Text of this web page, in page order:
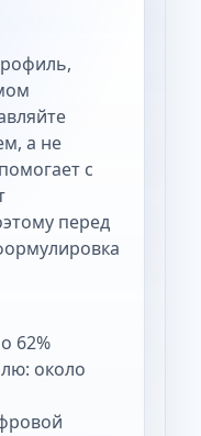
а не
с
перед
62%
около